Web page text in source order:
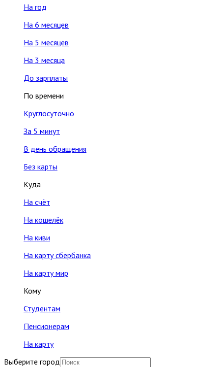
На год
На 6 месяцев
На 5 месяцев
На 3 месяца
До зарплаты
По времени
Круглосуточно
За 5 минут
В день обращения
Без карты
Куда
На счёт
На кошелёк
На киви
На карту сбербанка
На карту мир
Кому
Студентам
Пенсионерам
На карту
Выберите город